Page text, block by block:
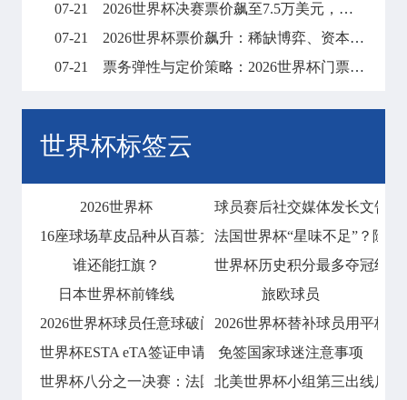
07-21
2026世界杯决赛票价飙至7.5万美元，天价门票创下历史纪录
07-21
2026世界杯票价飙升：稀缺博弈、资本暗战与全球体育消费版图的结构性重塑
07-21
票务弹性与定价策略：2026世界杯门票市场的溢价平衡机制
世界杯标签云
2026世界杯
球员赛后社交媒体发长文告别
16座球场草皮品种从百慕大到黑麦草的过渡
法国世界杯“星味不足”？除姆
谁还能扛旗？
世界杯历史积分最多夺冠纪录
日本世界杯前锋线
旅欧球员
2026世界杯球员任意球破门会否技惊四座2026世界杯替补球员用平板
世界杯ESTA eTA签证申请指南免签国家球迷注意事项
世界杯八分之一决赛：法国2比0淘汰波兰北美世界杯小组第三出线后